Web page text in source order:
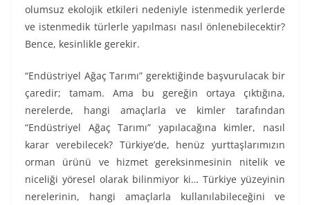
olumsuz ekolojik etkileri nedeniyle istenmedik yerlerde
ve istenmedik türlerle yapılması nasıl önlenebilecektir?
Bence, kesinlikle gerekir.
“Endüstriyel Ağaç Tarımı” gerektiğinde başvurulacak bir
çaredir; tamam. Ama bu gereğin ortaya çıktığına,
nerelerde, hangi amaçlarla ve kimler tarafından
“Endüstriyel Ağaç Tarımı” yapılacağına kimler, nasıl
karar verebilecek? Türkiye’de, henüz yurttaşlarımızın
orman ürünü ve hizmet gereksinmesinin nitelik ve
niceliği yöresel olarak bilinmiyor ki… Türkiye yüzeyinin
nerelerinin, hangi amaçlarla kullanılabileceğini ve